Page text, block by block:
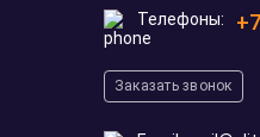
Телефоны:
Заказать звонок